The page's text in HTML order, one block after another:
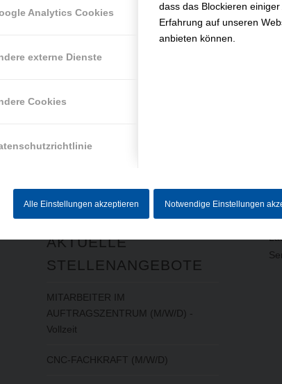
Analytics Cookies
externe Dienste
Cookies
dass das Blockieren
Erfahrung auf unseren
anbieten können.
Alle Einstellungen akzeptieren Notwendige Einstellungen
INFORMATIONEN
Datenschutz
AKTUELLE
STELLENANGEBOTE
MITARBEITER IM
AUFTRAGSZENTRUM (M/W/D) -
Vollzeit
CNC-FACHKRAFT (M/W/D)
5-